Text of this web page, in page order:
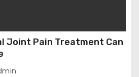
Joint Pain Treatment Can